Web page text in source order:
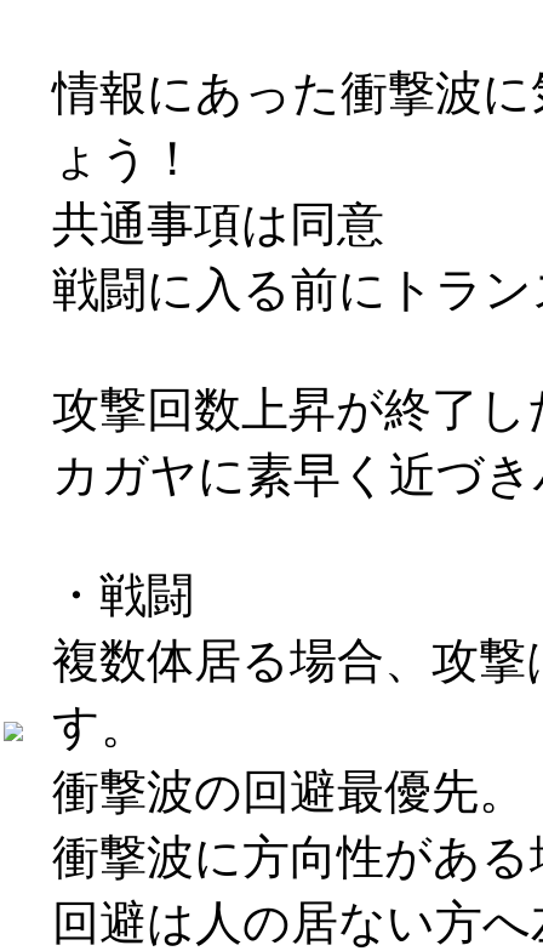
情報にあった衝撃波
ょう！
共通事項は同意
戦闘に入る前にトラ
攻撃回数上昇が終了し
カガヤに素早く近づ
・戦闘
複数体居る場合、攻
す。
衝撃波の回避最優先。
衝撃波に方向性がある
回避は人の居ない方